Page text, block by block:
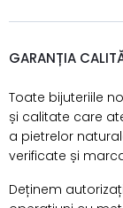
GARANȚIA
Toate bijuteriile
și calitate care
a pietrelor
verificate și
Deținem